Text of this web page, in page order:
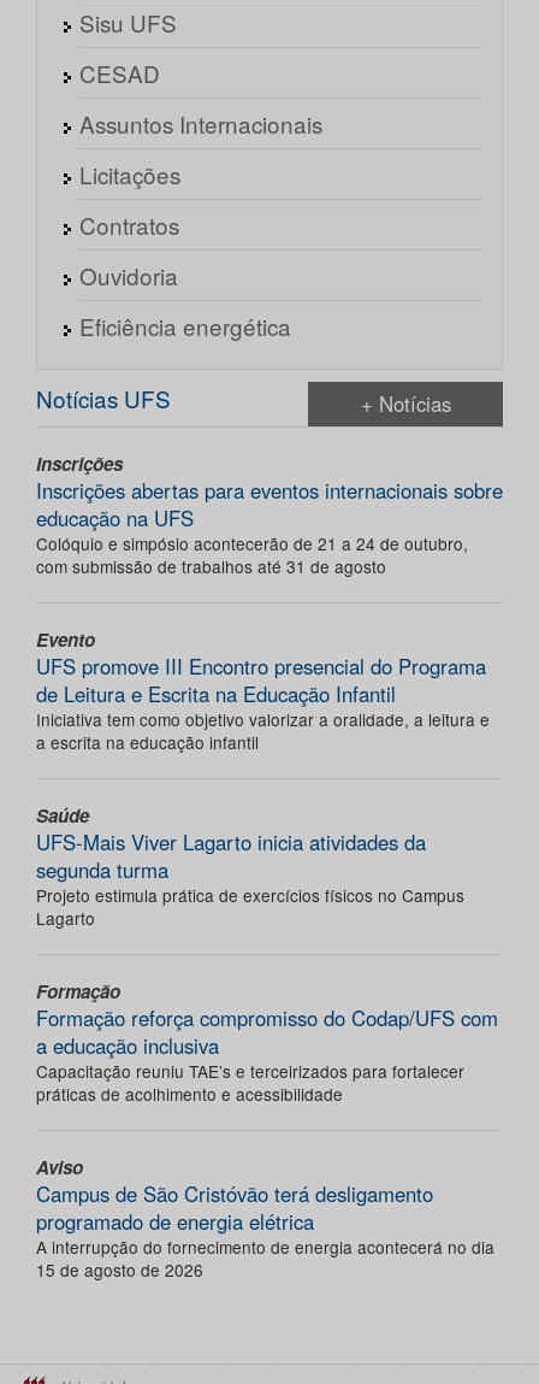
Sisu UFS
CESAD
Assuntos Internacionais
Licitações
Contratos
Ouvidoria
Eficiência energética
Notícias UFS + Notícias
Inscrições
Inscrições abertas para eventos internacionais sobre
educação na UFS
Colóquio e simpósio acontecerão de 21 a 24 de outubro,
com submissão de trabalhos até 31 de agosto
Evento
UFS promove III Encontro presencial do Programa
de Leitura e Escrita na Educação Infantil
Iniciativa tem como objetivo valorizar a oralidade, a leitura e
a escrita na educação infantil
Saúde
UFS-Mais Viver Lagarto inicia atividades da
segunda turma
Projeto estimula prática de exercícios físicos no Campus
Lagarto
Formação
Formação reforça compromisso do Codap/UFS com
a educação inclusiva
Capacitação reuniu TAE’s e terceirizados para fortalecer
práticas de acolhimento e acessibilidade
Aviso
Campus de São Cristóvão terá desligamento
programado de energia elétrica
A interrupção do fornecimento de energia acontecerá no dia
15 de agosto de 2026